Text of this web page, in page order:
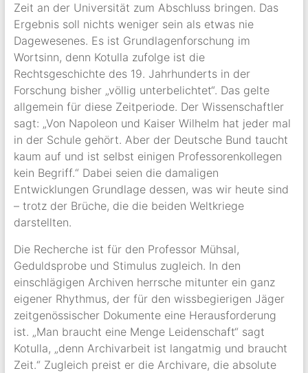
Zeit an der Universität zum Abschluss bringen. Das
Ergebnis soll nichts weniger sein als etwas nie
Dagewesenes. Es ist Grundlagenforschung im
Wortsinn, denn Kotulla zufolge ist die
Rechtsgeschichte des 19. Jahrhunderts in der
Forschung bisher „völlig unterbelichtet“. Das gelte
allgemein für diese Zeitperiode. Der Wissenschaftler
sagt: „Von Napoleon und Kaiser Wilhelm hat jeder mal
in der Schule gehört. Aber der Deutsche Bund taucht
kaum auf und ist selbst einigen Professorenkollegen
kein Begriff.“ Dabei seien die damaligen
Entwicklungen Grundlage dessen, was wir heute sind
– trotz der Brüche, die die beiden Weltkriege
darstellten.
Die Recherche ist für den Professor Mühsal,
Geduldsprobe und Stimulus zugleich. In den
einschlägigen Archiven herrsche mitunter ein ganz
eigener Rhythmus, der für den wissbegierigen Jäger
zeitgenössischer Dokumente eine Herausforderung
ist. „Man braucht eine Menge Leidenschaft“ sagt
Kotulla, „denn Archivarbeit ist langatmig und braucht
Zeit.“ Zugleich preist er die Archivare, die absolute